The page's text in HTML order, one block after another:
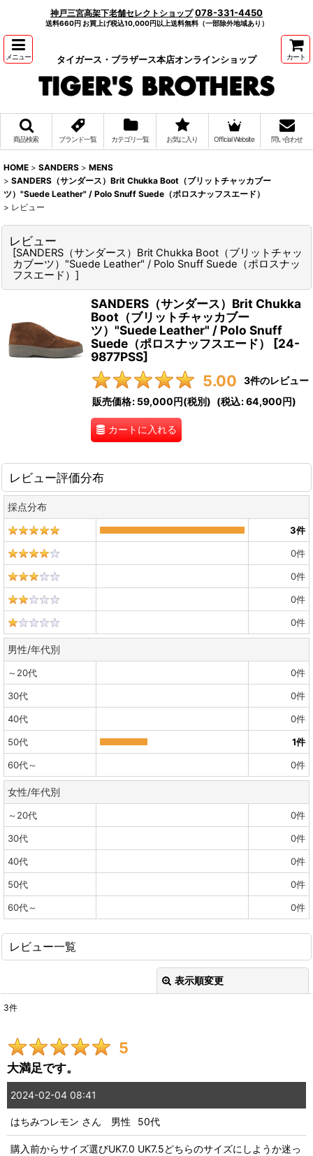
神戸三宮高架下老舗セレクトショップ 078-331-4450
送料660円 お買上げ税込10,000円以上送料無料（一部除外地域あり）
メニュー タイガース・ブラザース本店オンラインショップ カート
商品検索 ブランド一覧 カテゴリ一覧 お気に入り Official Website 問い合わせ
HOME > SANDERS > MENS
> SANDERS（サンダース）Brit Chukka Boot（ブリットチャッカブー
ツ）"Suede Leather" / Polo Snuff Suede（ポロスナッフスエード）
> レビュー
レビュー
[SANDERS（サンダース）Brit Chukka Boot（ブリットチャッ
カブーツ）"Suede Leather" / Polo Snuff Suede（ポロスナッ
フスエード） ]
SANDERS（サンダース）Brit Chukka
Boot（ブリットチャッカブー
ツ）"Suede Leather" / Polo Snuff
Suede（ポロスナッフスエード）
[24-
9877PSS]
5.00 3件のレビュー
販売価格: 59,000円(税別) (税込:64,900円)
カートに入れる
レビュー評価分布
採点分布
3件
0件
0件
0件
0件
男性/年代別
～20代 0件
30代 0件
40代 0件
50代 1件
60代～ 0件
女性/年代別
～20代 0件
30代 0件
40代 0件
50代 0件
60代～ 0件
レビュー一覧
表示順変更
期間:
星の数:
年代 :
3件
5
大満足です。
2024-02-04 08:41
はちみつレモン さん 男性 50代
購入前からサイズ選びUK7.0 UK7.5どちらのサイズにしようか迷っ